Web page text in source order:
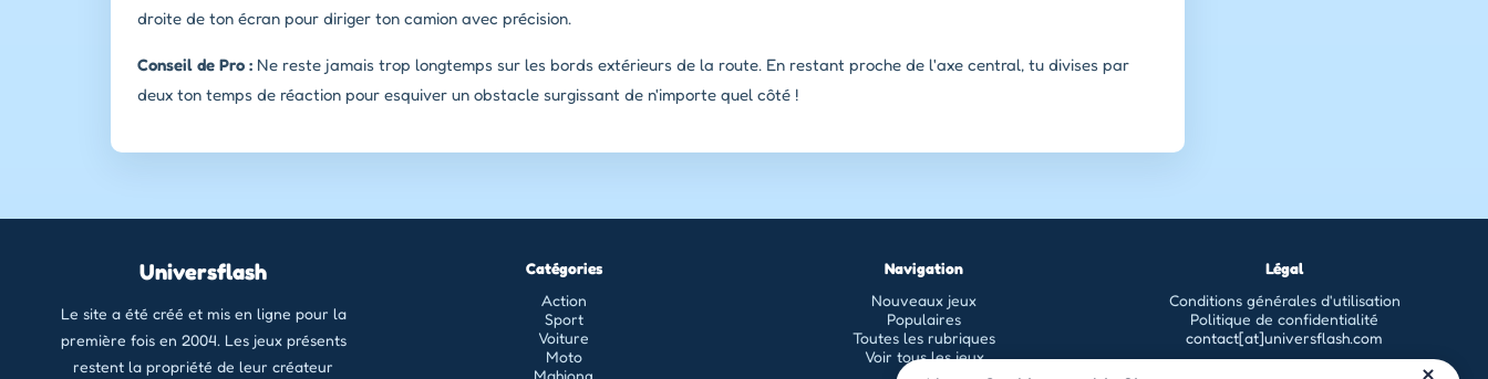
droite de ton écran pour diriger ton camion avec précision.
Conseil de Pro : Ne reste jamais trop longtemps sur les bords extérieurs de la route. En restant proche de l'axe central, tu divises par
deux ton temps de réaction pour esquiver un obstacle surgissant de n'importe quel côté !
Universflash
Le site a été créé et mis en ligne pour la
première fois en 2004. Les jeux présents
restent la propriété de leur créateur
Catégories
Action
Sport
Voiture
Moto
Mahjong
Navigation
Nouveaux jeux
Populaires
Toutes les rubriques
Voir tous les jeux
Légal
Conditions générales d'utilisation
Politique de confidentialité
contact[at]universflash.com